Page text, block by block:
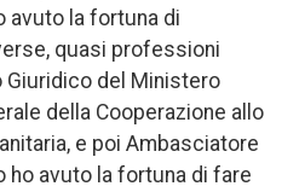
avuto la fortuna di
quasi professioni
Giuridico del Ministero
della Cooperazione allo
e poi Ambasciatore
ho avuto la fortuna di fare